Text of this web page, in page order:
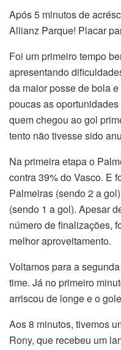
Após 5 minutos de
Allianz Parque! Placar
Foi um primeiro tempo
apresentando
da maior posse de bola
poucas as
quem chegou ao gol
tento não tivesse sido
Na primeira etapa o
contra 39% do Vasco. E
Palmeiras (sendo 2 a
(sendo 1 a gol). Apesar
número de finalizações,
melhor aproveitamento.
Voltamos para a
time. Já no primeiro
arriscou de longe e o
Aos 8 minutos, tivemos
Rony, que recebeu um